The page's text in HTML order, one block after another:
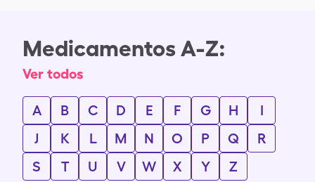
Medicamentos A-Z:
Ver todos
A B C D E F G H
I
J
K L M N O P Q
R
S
T U V W X Y Z